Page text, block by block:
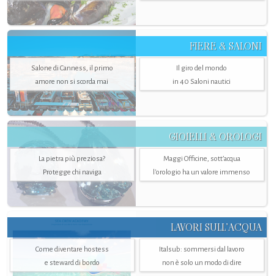
FIERE & SALONI
Salone di Canness, il primo
amore non si scorda mai
Il giro del mondo
in 40 Saloni nautici
GIOIELLI & OROLOGI
La pietra più preziosa?
Protegge chi naviga
Maggi Officine, sott’acqua
l'orologio ha un valore immenso
LAVORI SULL’ACQUA
Come diventare hostess
e steward di bordo
Italsub: sommersi dal lavoro
non è solo un modo di dire